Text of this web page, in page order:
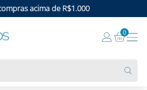
acima de R$1.000
0